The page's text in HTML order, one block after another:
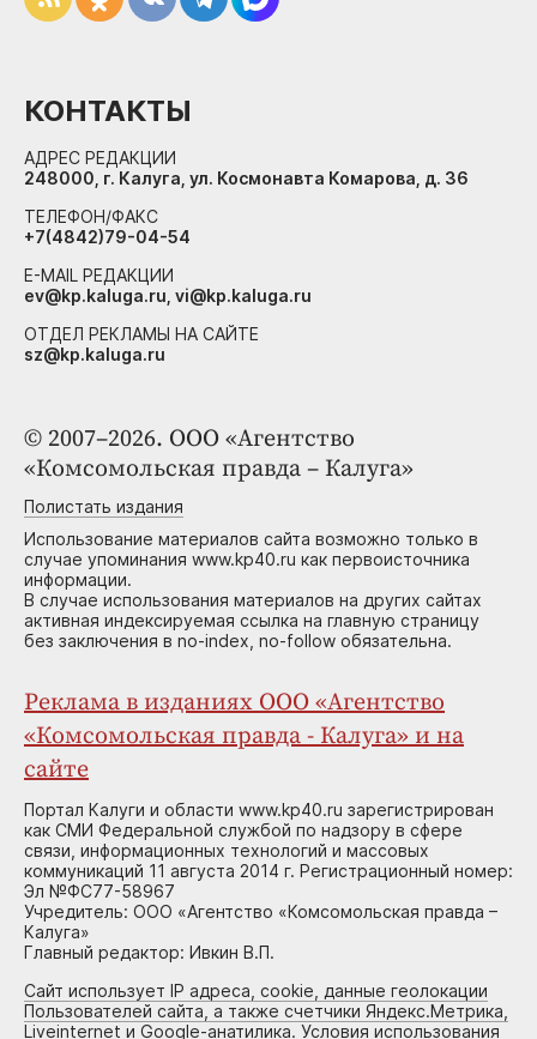
© 2007–2026. ООО «Агентство
«Комсомольская правда – Калуга»
Полистать издания
Использование материалов сайта возможно только в
случае упоминания www.kp40.ru как первоисточника
информации.
В случае использования материалов на других сайтах
активная индексируемая ссылка на главную страницу
без заключения в no-index, no-follow обязательна.
Реклама в изданиях ООО «Агентство
«Комсомольская правда - Калуга» и на
сайте
Портал Калуги и области www.kp40.ru зарегистрирован
как СМИ Федеральной службой по надзору в сфере
связи, информационных технологий и массовых
коммуникаций 11 августа 2014 г. Регистрационный номер:
Эл №ФС77-58967
Учредитель: ООО «Агентство «Комсомольская правда –
Калуга»
Главный редактор: Ивкин В.П.
Сайт использует IP адреса, cookie, данные геолокации
Пользователей сайта, а также счетчики Яндекс.Метрика,
Liveinternet и Google-анатилика. Условия использования
КОНТАКТЫ
АДРЕС РЕДАКЦИИ
248000, г. Калуга, ул. Космонавта Комарова, д. 36
ТЕЛЕФОН/ФАКС
+7(4842)79-04-54
E-MAIL РЕДАКЦИИ
ev@kp.kaluga.ru, vi@kp.kaluga.ru
ОТДЕЛ РЕКЛАМЫ НА САЙТЕ
sz@kp.kaluga.ru